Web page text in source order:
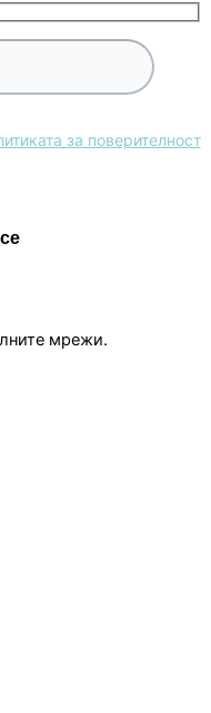
за поверителност
мрежи.